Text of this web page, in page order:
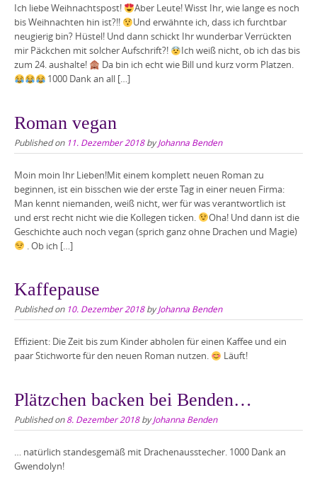
Ich liebe Weihnachtspost!
Aber Leute! Wisst Ihr, wie lange es noch
bis Weihnachten hin ist?!!
Und erwähnte ich, dass ich furchtbar
neugierig bin? Hüstel! Und dann schickt Ihr wunderbar Verrückten
mir Päckchen mit solcher Aufschrift?!
Ich weiß nicht, ob ich das bis
zum 24. aushalte!
Da bin ich echt wie Bill und kurz vorm Platzen.
1000 Dank an all […]
Roman vegan
Published on 11. Dezember 2018byJohanna Benden
Moin moin Ihr Lieben!Mit einem komplett neuen Roman zu
beginnen, ist ein bisschen wie der erste Tag in einer neuen Firma:
Man kennt niemanden, weiß nicht, wer für was verantwortlich ist
und erst recht nicht wie die Kollegen ticken.
Oha! Und dann ist die
Geschichte auch noch vegan (sprich ganz ohne Drachen und Magie)
. Ob ich […]
Kaffepause
Published on 10. Dezember 2018byJohanna Benden
Effizient: Die Zeit bis zum Kinder abholen für einen Kaffee und ein
paar Stichworte für den neuen Roman nutzen.
Läuft!
Plätzchen backen bei Benden…
Published on8. Dezember 2018byJohanna Benden
… natürlich standesgemäß mit Drachenausstecher. 1000 Dank an
Gwendolyn!